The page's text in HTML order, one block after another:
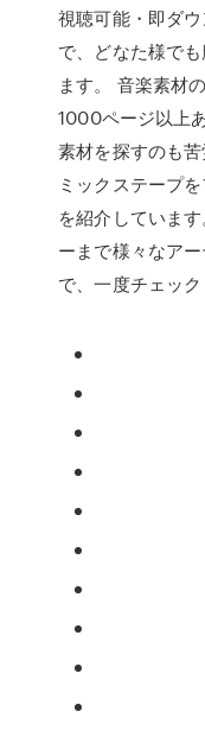
視聴可能・即ダ
で、どなた様で
ます。 音楽素材
1000ページ以上
素材を探すのも
ミックステープ
を紹介していま
ーまで様々なア
で、一度チェッ